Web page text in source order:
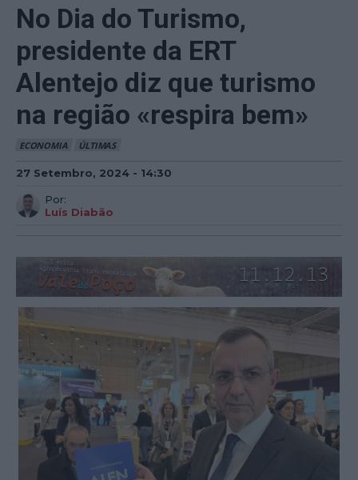
No Dia do Turismo,
presidente da ERT
Alentejo diz que turismo
na região «respira bem»
ECONOMIA ÚLTIMAS
27 Setembro, 2024 - 14:30
Por:
Luís Diabão